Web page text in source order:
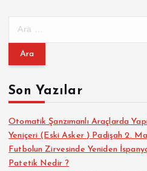
m
:Son Yazılar
Otomatik Şanzımanlı Araçlarda
Yeniçeri (Eski Asker ) Padişah 2.
Futbolun Zirvesinde Yeniden
Patetik Nedir ?